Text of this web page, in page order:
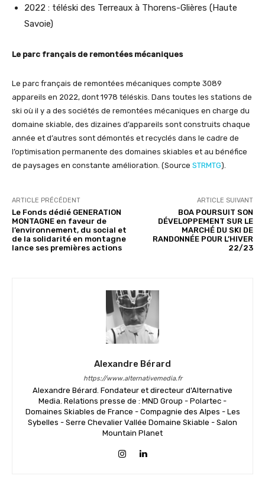
2022 : téléski des Terreaux à Thorens-Glières (Haute
Savoie)
Le parc français de remontées mécaniques
Le parc français de remontées mécaniques compte 3089
appareils en 2022, dont 1978 téléskis. Dans toutes les stations de
ski où il y a des sociétés de remontées mécaniques en charge du
domaine skiable, des dizaines d’appareils sont construits chaque
année et d’autres sont démontés et recyclés dans le cadre de
l’optimisation permanente des domaines skiables et au bénéfice
de paysages en constante amélioration. (Source STRMTG).
ARTICLE PRÉCÉDENT
Le Fonds dédié GENERATION
MONTAGNE en faveur de
l’environnement, du social et
de la solidarité en montagne
lance ses premières actions
ARTICLE SUIVANT
BOA POURSUIT SON
DÉVELOPPEMENT SUR LE
MARCHÉ DU SKI DE
RANDONNÉE POUR L’HIVER
22/23
Alexandre Bérard
https://www.alternativemedia.fr
Alexandre Bérard. Fondateur et directeur d'Alternative
Media. Relations presse de : MND Group - Polartec -
Domaines Skiables de France - Compagnie des Alpes - Les
Sybelles - Serre Chevalier Vallée Domaine Skiable - Salon
Mountain Planet